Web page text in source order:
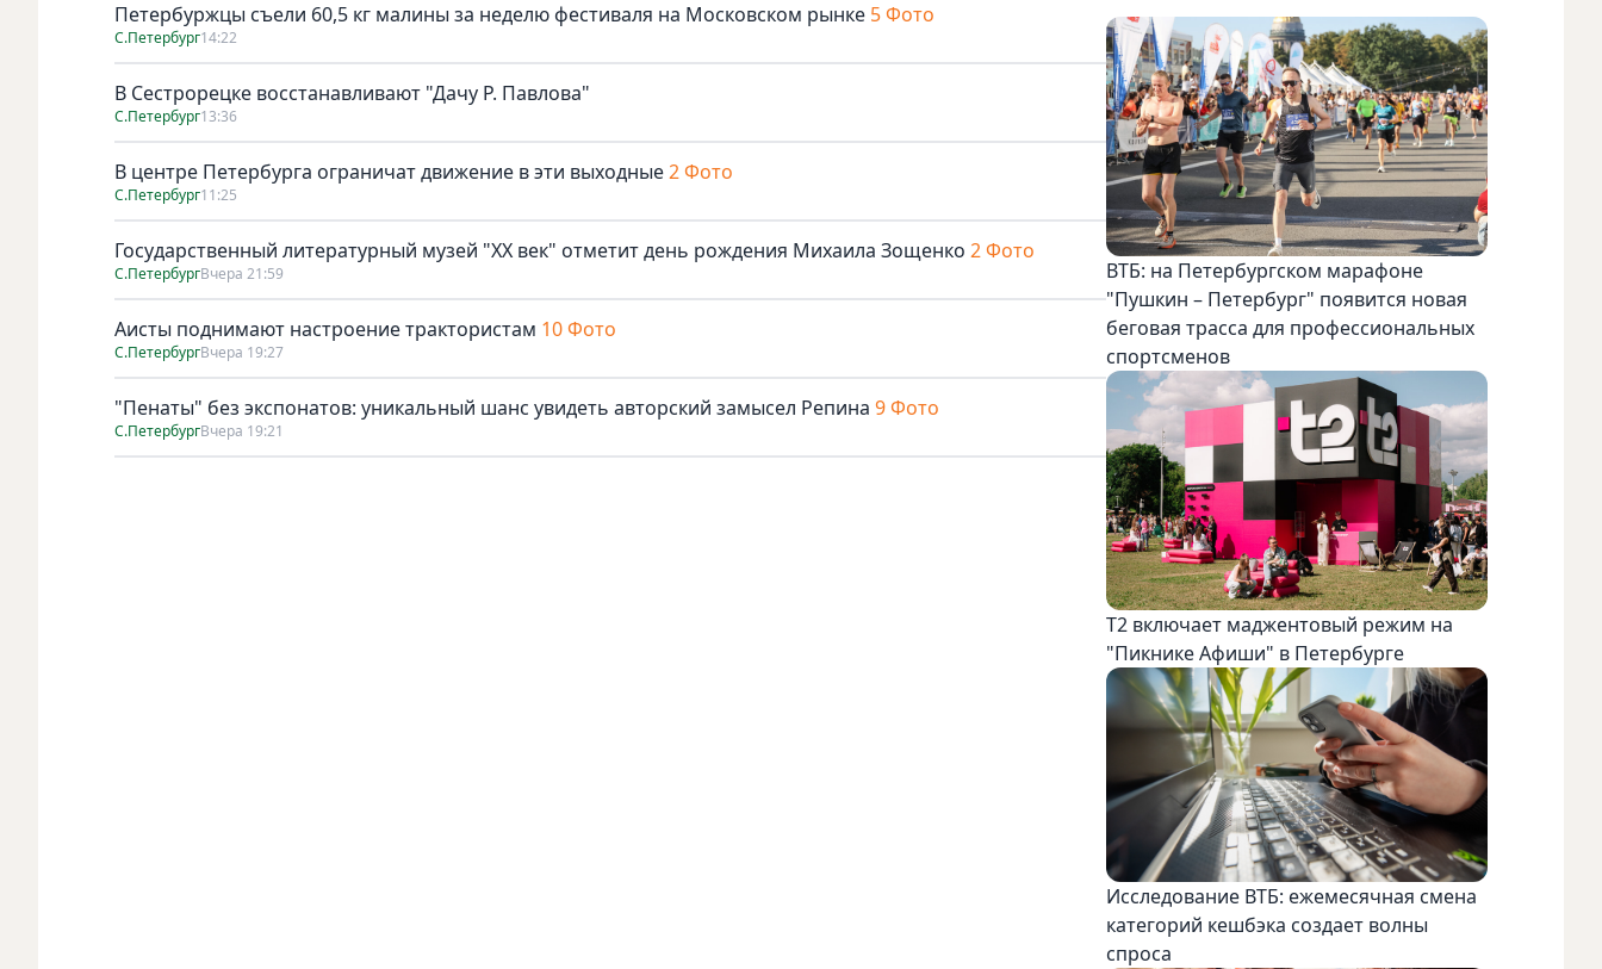
Петербуржцы съели 60,5 кг малины за неделю фестиваля на Московском рынке 5 Фото
С.Петербург14:22
В Сестрорецке восстанавливают "Дачу Р. Павлова"
С.Петербург13:36
В центре Петербурга ограничат движение в эти выходные2 Фото
С.Петербург11:25
Государственный литературный музей "ХХ век" отметит день рождения Михаила Зощенко 2 Фото
С.ПетербургВчера 21:59
Аисты поднимают настроение трактористам 10 Фото
С.ПетербургВчера 19:27
"Пенаты" без экспонатов: уникальный шанс увидеть авторский замысел Репина 9 Фото
С.ПетербургВчера 19:21
ВТБ: на Петербургском марафоне
"Пушкин – Петербург" появится новая
беговая трасса для профессиональных
спортсменов
Т2 включает маджентовый режим на
"Пикнике Афиши" в Петербурге
Исследование ВТБ: ежемесячная смена
категорий кешбэка создает волны
спроса